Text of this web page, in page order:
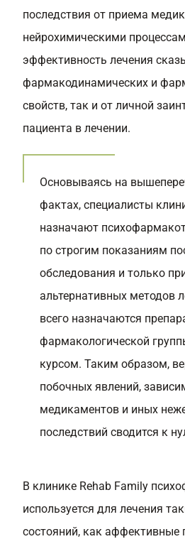
последствия от приема
нейрохимическими
эффективность лечения
фармакодинамических и
свойств, так и от личной
пациента в лечении.
Основываясь на
фактах, специалисты
назначают
по строгим показаниям
обследования и только
альтернативных методов
всего назначаются
фармакологической
курсом. Таким образом,
побочных явлений,
медикаментов и иных
последствий сводится к
В клинике Rehab Family
используется для лечения
состояний, как аффективные